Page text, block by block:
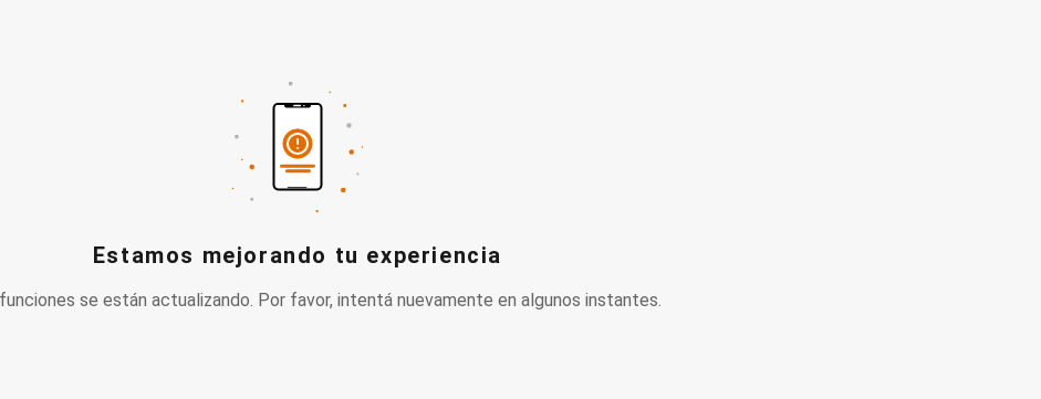
Estamos mejorando tu experiencia
se están actualizando. Por favor, intentá nuevamente en algunos instantes.